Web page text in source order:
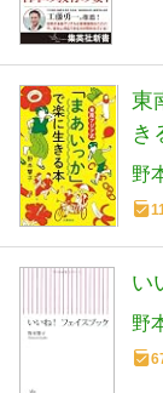
東
き
野
い
野